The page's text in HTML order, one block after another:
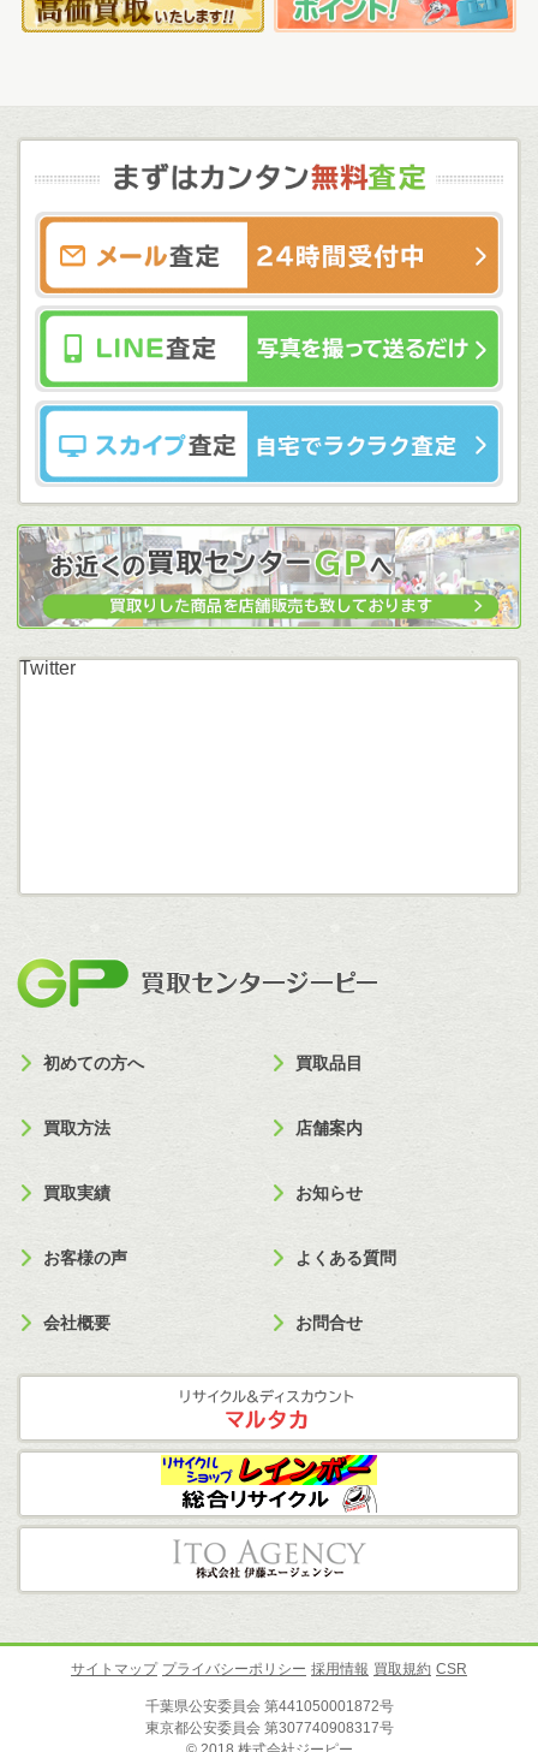
Twitter
初めての方へ 買取品目
買取方法 店舗案内
買取実績 お知らせ
お客様の声 よくある質問
会社概要 お問合せ
サイトマップ プライバシーポリシー 採用情報 買取規約 CSR
千葉県公安委員会 第441050001872号
東京都公安委員会 第307740908317号